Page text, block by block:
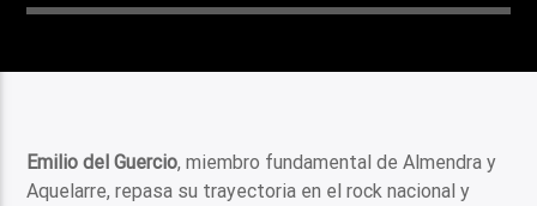
Emilio del Guercio, miembro fundamental de Almendra y
Aquelarre, repasa su trayectoria en el rock nacional y